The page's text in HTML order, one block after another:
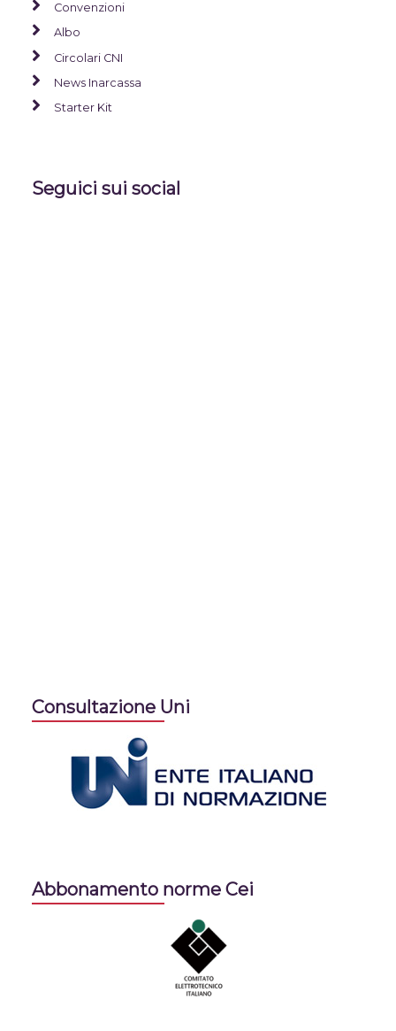
Convenzioni
Albo
Circolari CNI
News Inarcassa
Starter Kit
Seguici sui social
Consultazione Uni
Abbonamento norme Cei